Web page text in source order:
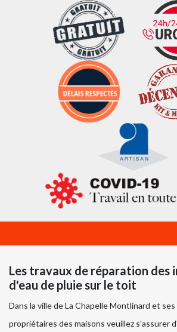
Les travaux de réparation
d'eau de pluie sur le toit
Dans la ville de La Chapelle Montlinard et
propriétaires des maisons veuillez s'assurer